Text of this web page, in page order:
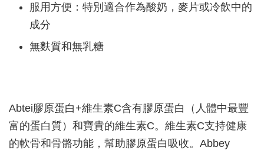
服用方便：特別適合作為酸奶，麥片或冷飲中的
成分
無麩質和無乳糖
Abtei膠原蛋白+維生素C含有膠原蛋白（人體中最豐
富的蛋白質）和寶貴的維生素C。維生素C支持健康
的軟骨和骨骼功能，幫助膠原蛋白吸收。Abbey